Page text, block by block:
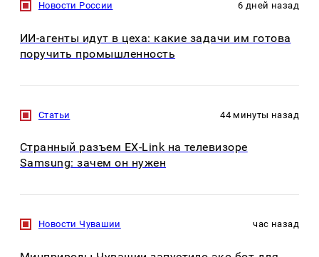
Новости России 6 дней назад
ИИ-агенты идут в цеха: какие задачи им готова
поручить промышленность
Статьи 44 минуты назад
Странный разъем EX-Link на телевизоре
Samsung: зачем он нужен
Новости Чувашии час назад